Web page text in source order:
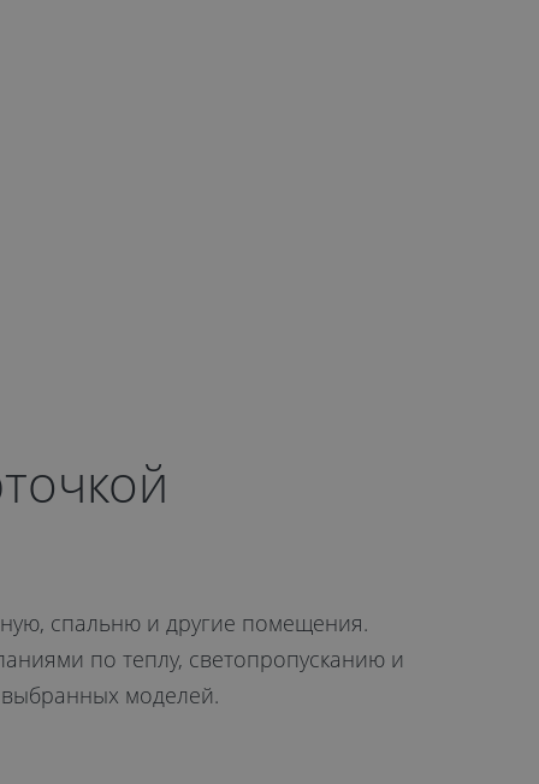
спальню и другие помещения.
по теплу, светопропусканию и
моделей.